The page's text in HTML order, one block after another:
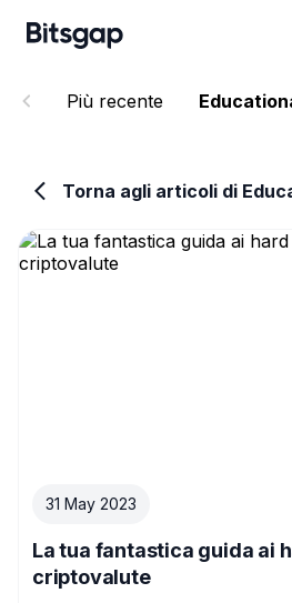
Più recente
Torna agli articoli di
31 May 2023
La tua fantastica guida ai
criptovalute